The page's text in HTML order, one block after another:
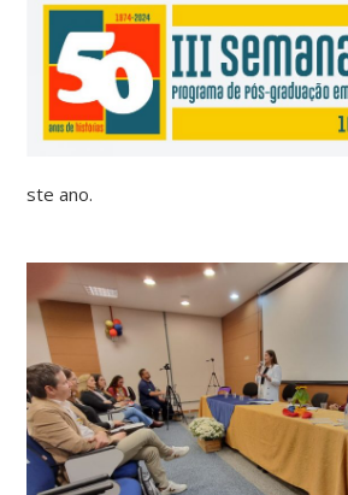
ste ano.